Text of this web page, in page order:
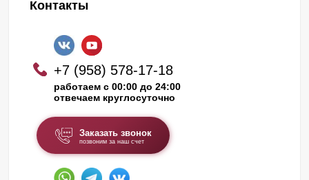
Контакты
+7 (958) 578-17-18
работаем с 00:00 до 24:00
отвечаем круглосуточно
Заказать звонок
позвоним за наш счет